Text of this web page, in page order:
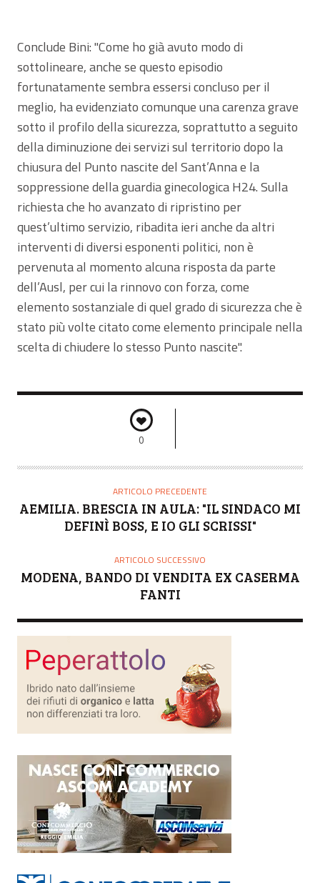
Conclude Bini: "Come ho già avuto modo di
sottolineare, anche se questo episodio
fortunatamente sembra essersi concluso per il
meglio, ha evidenziato comunque una carenza grave
sotto il profilo della sicurezza, soprattutto a seguito
della diminuzione dei servizi sul territorio dopo la
chiusura del Punto nascite del Sant’Anna e la
soppressione della guardia ginecologica H24. Sulla
richiesta che ho avanzato di ripristino per
quest’ultimo servizio, ribadita ieri anche da altri
interventi di diversi esponenti politici, non è
pervenuta al momento alcuna risposta da parte
dell’Ausl, per cui la rinnovo con forza, come
elemento sostanziale di quel grado di sicurezza che è
stato più volte citato come elemento principale nella
scelta di chiudere lo stesso Punto nascite".
0
ARTICOLO PRECEDENTE
AEMILIA. BRESCIA IN AULA: "IL SINDACO MI
DEFINÌ BOSS, E IO GLI SCRISSI"
ARTICOLO SUCCESSIVO
MODENA, BANDO DI VENDITA EX CASERMA
FANTI